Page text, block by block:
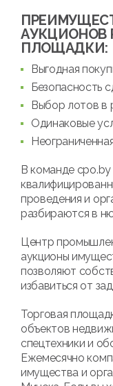
ПЛОЩАДКИ:
Выгодная
Безопасность
Выбор лотов в
Одинаковые
В команде
проведения и
разбираются в
Центр
аукционы
позволяют
избавиться от
Торговая
объектов
спецтехники и
Ежемесячно
имущества и